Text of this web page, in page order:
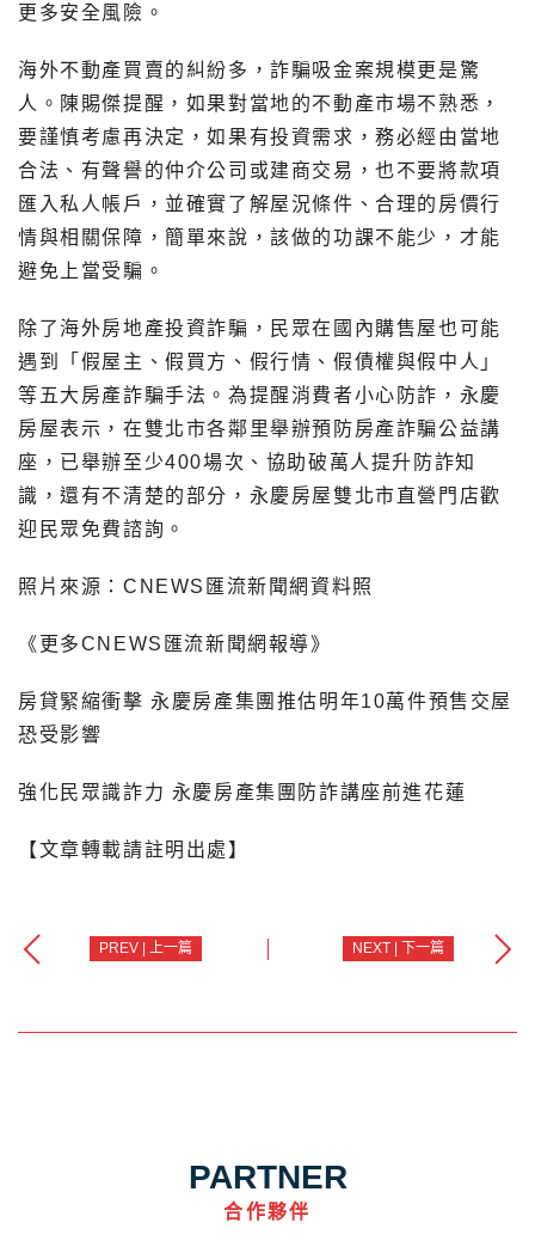
更多安全風險。
海外不動產買賣的糾紛多，詐騙吸金案規模更是驚
人。陳賜傑提醒，如果對當地的不動產市場不熟悉，
要謹慎考慮再決定，如果有投資需求，務必經由當地
合法、有聲譽的仲介公司或建商交易，也不要將款項
匯入私人帳戶，並確實了解屋況條件、合理的房價行
情與相關保障，簡單來說，該做的功課不能少，才能
避免上當受騙。
除了海外房地產投資詐騙，民眾在國內購售屋也可能
遇到「假屋主、假買方、假行情、假債權與假中人」
等五大房產詐騙手法。為提醒消費者小心防詐，永慶
房屋表示，在雙北市各鄰里舉辦預防房產詐騙公益講
座，已舉辦至少400場次、協助破萬人提升防詐知
識，還有不清楚的部分，永慶房屋雙北市直營門店歡
迎民眾免費諮詢。
照片來源：CNEWS匯流新聞網資料照
《更多CNEWS匯流新聞網報導》
房貸緊縮衝擊 永慶房產集團推估明年10萬件預售交屋
恐受影響
強化民眾識詐力 永慶房產集團防詐講座前進花蓮
【文章轉載請註明出處】
PREV | 上一篇 NEXT | 下一篇
PARTNER
合作夥伴